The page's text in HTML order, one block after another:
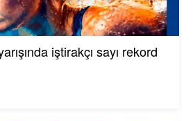
iştirakçı sayı rekord